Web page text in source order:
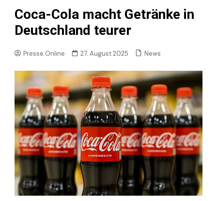
Coca-Cola macht Getränke in
Deutschland teurer
Presse.Online 27. August 2025 News